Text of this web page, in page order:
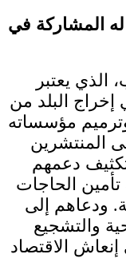
له المشاركة في
الذي يعتبر
إخراج البلد من
مؤسساته
المنتشرين
دعمهم
تأمين الحاجات
ودعاهم إلى
والتشجيع
الاقتصاد